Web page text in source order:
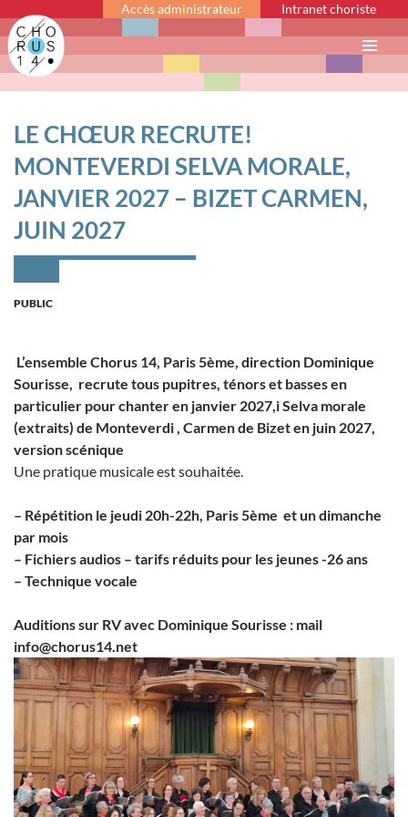
Accès administrateur Intranet choriste
LE CHŒUR RECRUTE!
MONTEVERDI SELVA MORALE,
JANVIER 2027 – BIZET CARMEN,
JUIN 2027
PUBLIC
L’ensemble Chorus 14, Paris 5ème, direction Dominique
Sourisse, recrute tous pupitres, ténors et basses en
particulier pour chanter en janvier 2027,i Selva morale
(extraits) de Monteverdi , Carmen de Bizet en juin 2027,
version scénique
Une pratique musicale est souhaitée.
– Répétition le jeudi 20h-22h, Paris 5ème et un dimanche
par mois
– Fichiers audios – tarifs réduits pour les jeunes -26 ans
– Technique vocale
Auditions sur RV avec Dominique Sourisse : mail
info@chorus14.net